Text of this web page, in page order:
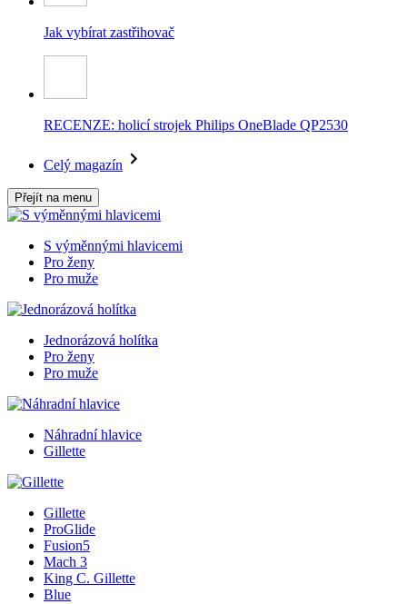
Jak vybírat zastřihovač
RECENZE: holicí strojek Philips OneBlade QP2530
Celý magazín
Přejít na menu
S výměnnými hlavicemi
Pro ženy
Pro muže
Jednorázová holítka
Pro ženy
Pro muže
Náhradní hlavice
Gillette
Gillette
ProGlide
Fusion5
Mach 3
King C. Gillette
Blue